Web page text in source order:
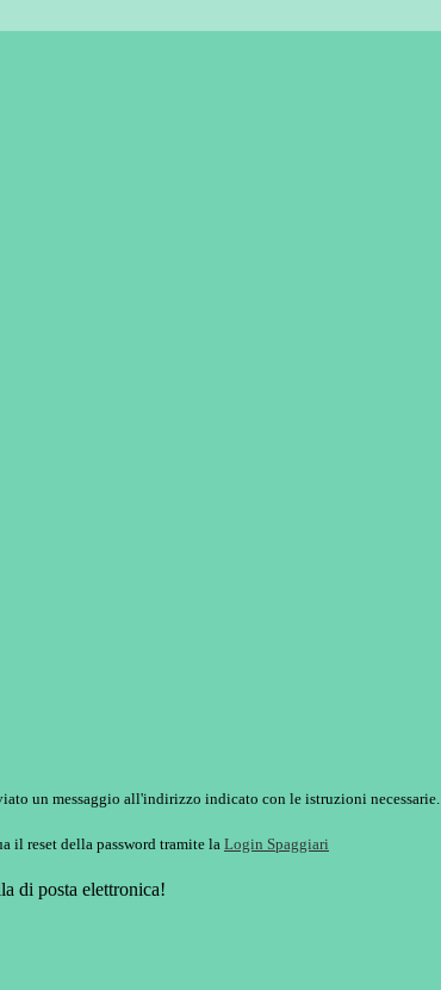
un messaggio all'indirizzo indicato con le istruzioni necessarie.
il reset della password tramite la Login Spaggiari
di posta elettronica!